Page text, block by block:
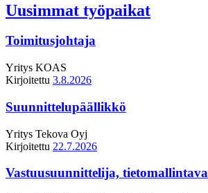
Uusimmat työpaikat
Toimitusjohtaja
Yritys KOAS
Kirjoitettu 3.8.2026
Suunnittelupäällikkö
Yritys Tekova Oyj
Kirjoitettu 22.7.2026
Vastuusuunnittelija,